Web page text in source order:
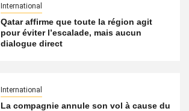
International
Qatar affirme que toute la région agit
pour éviter l’escalade, mais aucun
dialogue direct
International
La compagnie annule son vol à cause du